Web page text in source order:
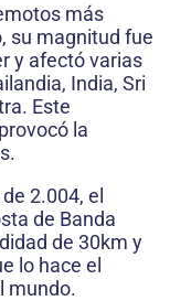
más
su magnitud fue
y afectó varias
India, Sri
Este
la
2.004, el
de Banda
de 30km y
lo hace el
mundo.